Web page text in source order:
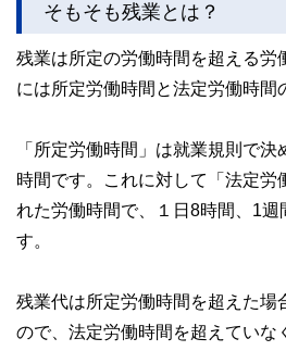
このように編集経験豊富なメ
執筆者・監修者による執筆体
やすさはもちろんのこと、読
な情報発信を実現しています。
そもそも残業とは？
残業は所定の労働時間を超える労
には所定労働時間と法定労働時間
「所定労働時間」は就業規則で
時間です。これに対して「法定労
れた労働時間で、１日8時間、1週
す。
残業代は所定労働時間を超えた場
ので、法定労働時間を超えていな